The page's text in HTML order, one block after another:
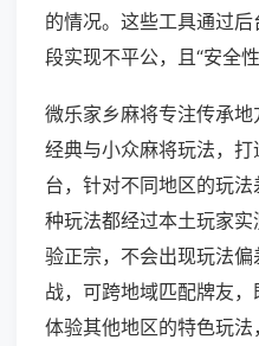
的情况。这些工具通过
段实现不平公，且“安全性
微乐家乡麻将专注传承
经典与小众麻将玩法，
台，针对不同地区的玩
种玩法都经过本土玩家
验正宗，不会出现玩法
战，可跨地域匹配牌友
体验其他地区的特色玩